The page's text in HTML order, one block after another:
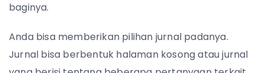
baginya.
Anda bisa memberikan pilihan jurnal padanya.
Jurnal bisa berbentuk halaman kosong atau jurnal